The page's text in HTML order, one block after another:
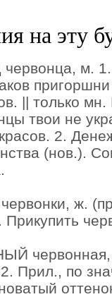
на эту
м. 1.
|| только
твои не
2.
(нов.).
ж.
червонная,
Прил., по